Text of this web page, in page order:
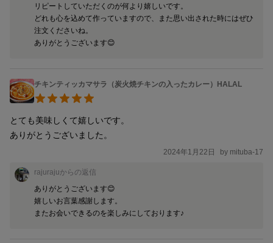
リピートしていただくのが何より嬉しいです。
どれも心を込めて作っていますので、また思い出された時にはぜひ
注文くださいね。
ありがとうございます😊
チキンティッカマサラ（炭火焼チキンの入ったカレー）HALAL
とても美味しくて嬉しいです。
ありがとうございました。
2024年1月22日 by mituba-17
rajurajuからの返信
ありがとうございます😊
嬉しいお言葉感謝します。
またお会いできるのを楽しみにしております♪